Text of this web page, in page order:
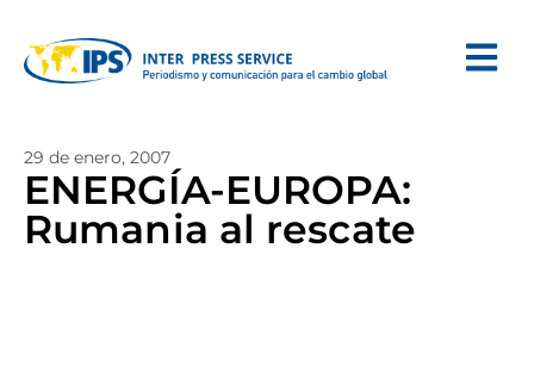
29 de enero, 2007
ENERGÍA-EUROPA:
Rumania al rescate